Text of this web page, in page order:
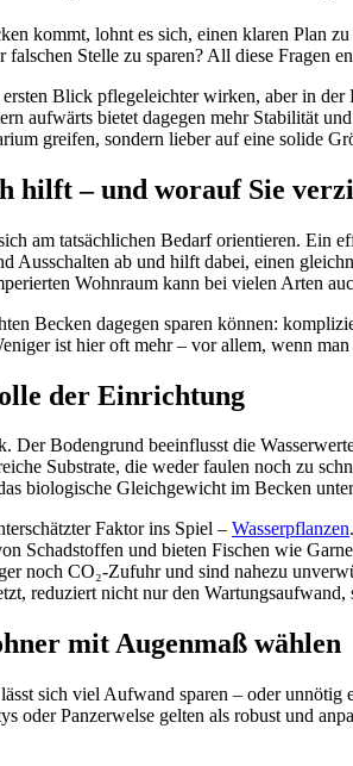
kommt, lohnt es sich, einen klaren Plan
falschen Stelle zu sparen? All diese Fragen
Blick pflegeleichter wirken, aber in
aufwärts bietet dagegen mehr Stabilität
greifen, sondern lieber auf eine solide
hilft – und worauf Sie
am tatsächlichen Bedarf orientieren. Ein
Ausschalten ab und hilft dabei, einen
Wohnraum kann bei vielen Arten
Becken dagegen sparen können:
ist hier oft mehr – vor allem, wenn
der Einrichtung
Der Bodengrund beeinflusst die
Substrate, die weder faulen noch zu
biologische Gleichgewicht im Becken
Faktor ins Spiel – Wasserpflanzen
Schadstoffen und bieten Fischen wie
noch CO₂-Zufuhr und sind nahezu
reduziert nicht nur den
mit Augenmaß wählen
sich viel Aufwand sparen – oder
oder Panzerwelse gelten als robust und